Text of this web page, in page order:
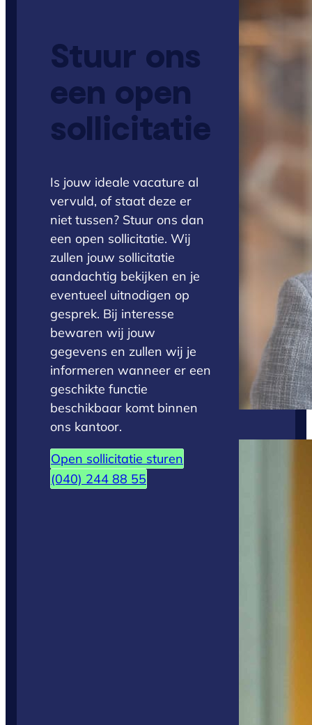
Stuur ons
een open
sollicitatie
Is jouw ideale vacature al
vervuld, of staat deze er
niet tussen? Stuur ons dan
een open sollicitatie. Wij
zullen jouw sollicitatie
aandachtig bekijken en je
eventueel uitnodigen op
gesprek. Bij interesse
bewaren wij jouw
gegevens en zullen wij je
informeren wanneer er een
geschikte functie
beschikbaar komt binnen
ons kantoor.
Open sollicitatie sturen
(040) 244 88 55